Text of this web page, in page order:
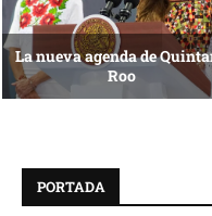
Reconocimiento de
PORTADA